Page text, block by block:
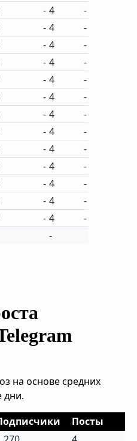
- 4
-
- 4
-
- 4
-
- 4
-
- 4
-
- 4
-
- 4
-
- 4
-
- 4
-
- 4
-
- 4
-
- 4
-
- 4
-
-
на основе средних
дни.
Посты